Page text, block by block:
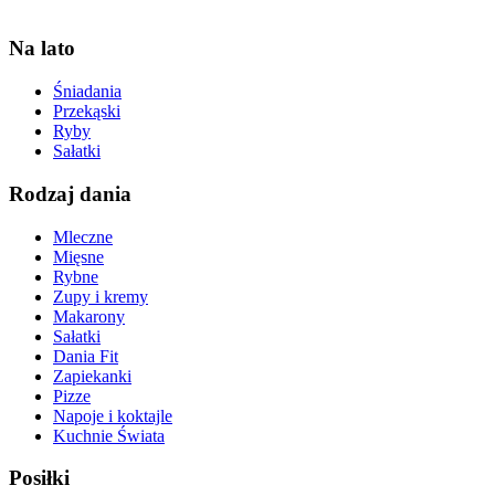
Na lato
Śniadania
Przekąski
Ryby
Sałatki
Rodzaj dania
Mleczne
Mięsne
Rybne
Zupy i kremy
Makarony
Sałatki
Dania Fit
Zapiekanki
Pizze
Napoje i koktajle
Kuchnie Świata
Posiłki